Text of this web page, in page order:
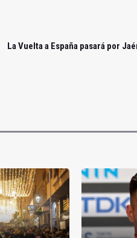
La Vuelta a España pasará por